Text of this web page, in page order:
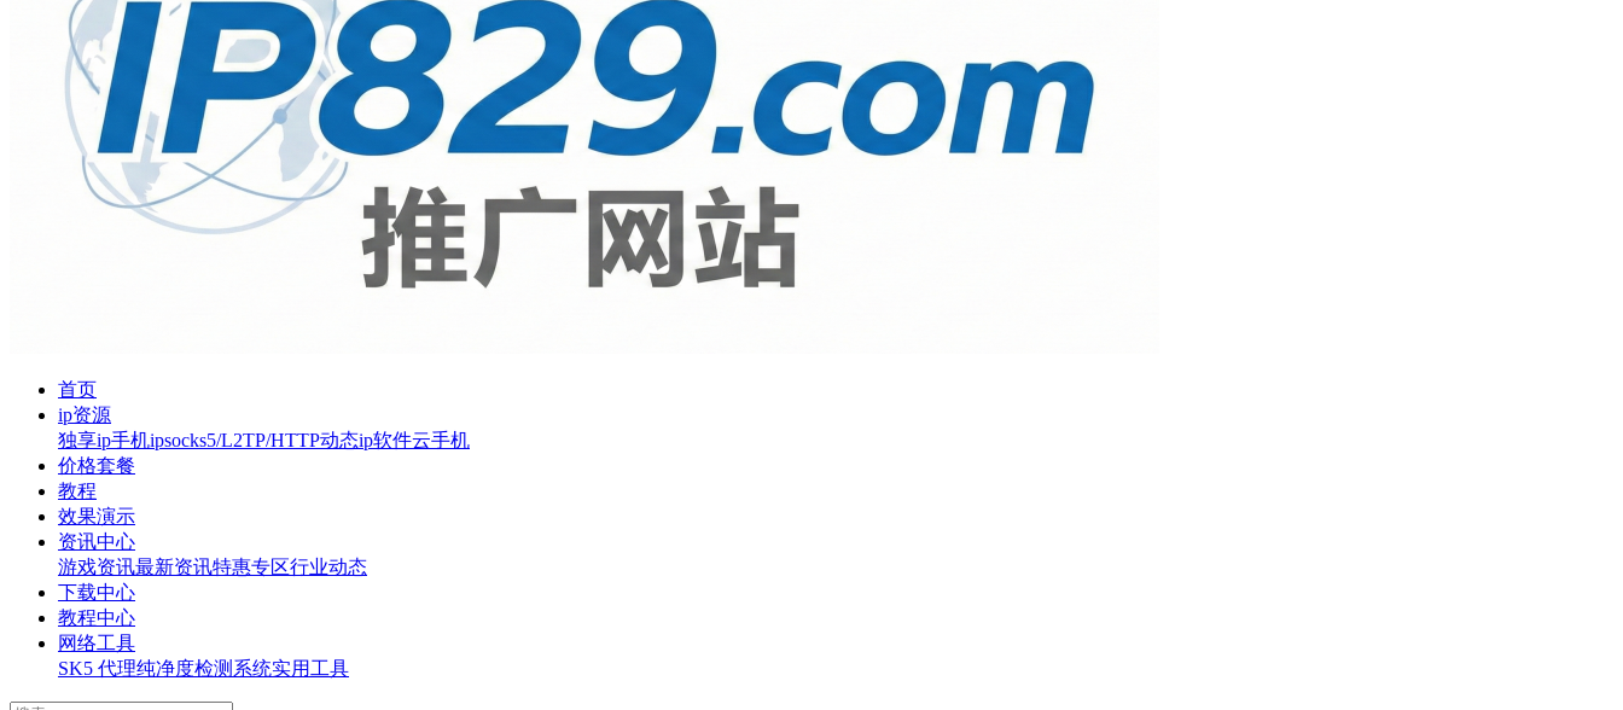
首页
ip资源
独享ip手机ipsocks5/L2TP/HTTP动态ip软件云手机
价格套餐
教程
效果演示
资讯中心
游戏资讯最新资讯特惠专区行业动态
下载中心
教程中心
网络工具
SK5 代理纯净度检测系统实用工具